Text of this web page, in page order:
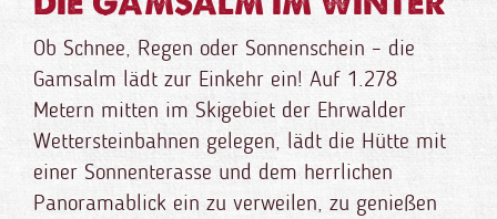
Ob Schnee, Regen oder Sonnenschein – die
Gamsalm lädt zur Einkehr ein! Auf 1.278
Metern mitten im Skigebiet der Ehrwalder
Wettersteinbahnen gelegen, lädt die Hütte mit
einer Sonnenterasse und dem herrlichen
Panoramablick ein zu verweilen, zu genießen